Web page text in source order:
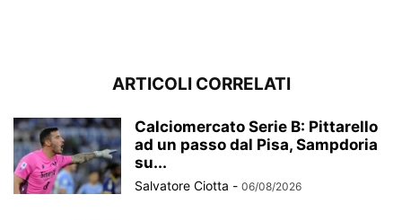
ARTICOLI CORRELATI
Calciomercato Serie B: Pittarello
ad un passo dal Pisa, Sampdoria
su...
Salvatore Ciotta - 06/08/2026